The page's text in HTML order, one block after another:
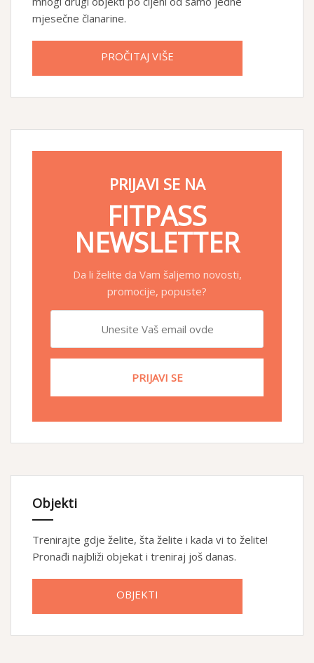
mjesečne članarine.
PROČITAJ VIŠE
PRIJAVI SE NA
FITPASS
NEWSLETTER
Da li želite da Vam šaljemo novosti,
promocije, popuste?
Objekti
Trenirajte gdje želite, šta želite i kada vi to želite!
Pronađi najbliži objekat i treniraj još danas.
OBJEKTI